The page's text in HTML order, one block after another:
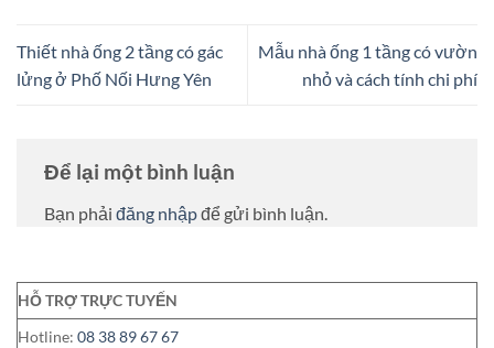
Thiết nhà ống 2 tầng có gác
lửng ở Phố Nối Hưng Yên
Mẫu nhà ống 1 tầng có vườn
nhỏ và cách tính chi phí
Để lại một bình luận
Bạn phải đăng nhậpđể gửi bình luận.
HỖ TRỢ TRỰC TUYẾN
Hotline: 08 38 89 67 67